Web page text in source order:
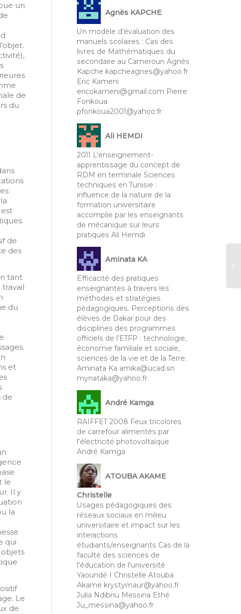
un
de
du
de
des
tant
du
et
de
le
Il y
la
qui
Le
de
Agnès KAPCHE
Un modèle d’évaluation des
manuels scolaires : Cas des
livres de Mathématiques du
secondaire au Cameroun Agnès
Kapche kapcheagnes@yahoo.fr
Eric Kameni
ericokameni@gmail.com Pierre
Fonkoua
pfonkoua2001@yahoo.fr
Ali HEMDI
2011 L’enseignement-
apprentissage du concept de
RDM en terminale Sciences
techniques en Tunisie :
influence de la nature de la
formation universitaire
accomplie par les enseignants
de mécanique sur leurs
pratiques Ali Hemdi
Aminata KA
Efficacité des pratiques
enseignantes à travers les
méthodes et stratégies
pédagogiques. Perceptions des
élèves de Dakar pour des
disciplines des programmes
officiels de l’ETFP : technologie,
économie familiale et sociale,
sciences de la vie et de la Terre.
Aminata Ka amika@ucad.sn
mynataka@yahoo.fr
André Kamga
RAIFFET 2008 Feux tricolores
de carrefour alimentés par
l’électricité photovoltaïque
André Kamga
ATOUBA AKAME
Christelle
Usages pédagogiques des
réseaux sociaux en milieu
universitaire et impact sur les
interactions
étudiants/enseignants Cas de la
faculté des sciences de
l’éducation de l’université
Yaoundé I Christelle Atouba
Akame krystymaur@yahoo.fr
Julia Ndibnu Messina Ethé
Ju_messina@yahoo.fr